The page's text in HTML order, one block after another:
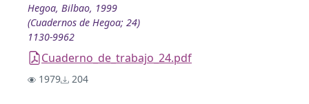
Hegoa, Bilbao, 1999
(Cuadernos de Hegoa; 24)
1130-9962
Cuaderno_de_trabajo_24.pdf
1979 204